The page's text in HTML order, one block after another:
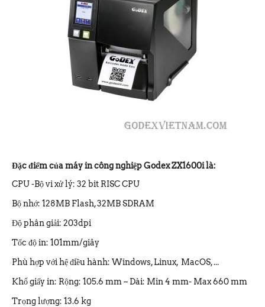
Đặc điểm của máy in công nghiệp Godex ZX1600i là:
CPU -Bộ vi xử lý: 32 bit RISC CPU
Bộ nhớ: 128MB Flash, 32MB SDRAM
Độ phân giải: 203dpi
Tốc độ in: 101mm/giây
Phù hợp với hệ điều hành: Windows, Linux, MacOS, ...
Khổ giấy in: Rộng: 105.6 mm – Dài: Min 4 mm- Max 660 mm
Trọng lượng: 13.6 kg